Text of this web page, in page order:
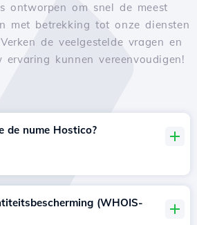
ontworpen om snel de meest
met betrekking tot onze diensten
de veelgestelde vragen en
kunnen vereenvoudigen!
de nume Hostico?
(WHOIS-